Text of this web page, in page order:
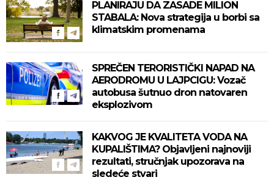
PLANIRAJU DA ZASADE MILION
STABALA: Nova strategija u borbi sa
klimatskim promenama
SPREČEN TERORISTIČKI NAPAD NA
AERODROMU U LAJPCIGU: Vozač
autobusa šutnuo dron natovaren
eksplozivom
KAKVOG JE KVALITETA VODA NA
KUPALIŠTIMA? Objavljeni najnoviji
rezultati, stručnjak upozorava na
sledeće stvari